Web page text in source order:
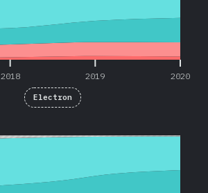
2018 2019 2020
Electron